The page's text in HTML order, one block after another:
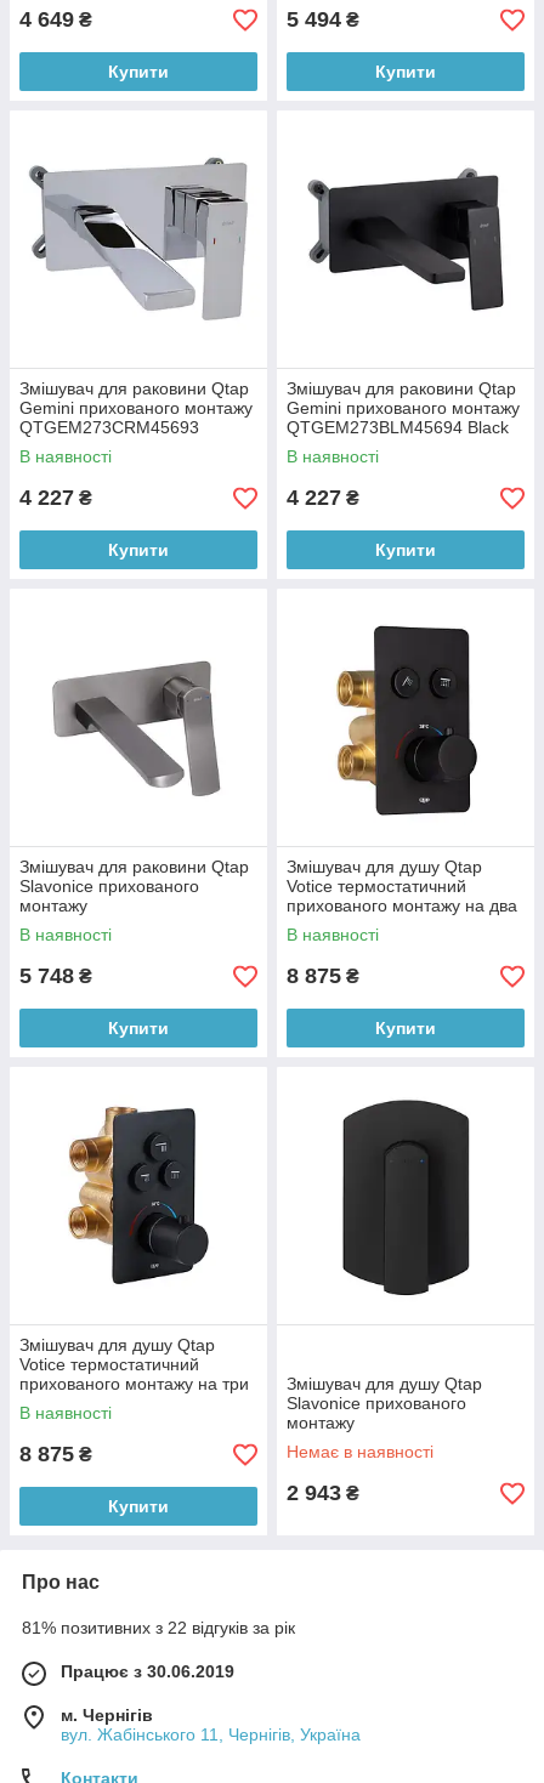
4 649 ₴
Купити
5 494 ₴
Купити
Змішувач для раковини Qtap
Gemini прихованого монтажу
QTGEM273CRM45693
Chrome
В наявності
4 227 ₴
Купити
Змішувач для раковини Qtap
Gemini прихованого монтажу
QTGEM273BLM45694 Black
Matt
В наявності
4 227 ₴
Купити
Змішувач для раковини Qtap
Slavonice прихованого
монтажу
QTSLA273GMB45920
Gunmetal Black PVD
В наявності
5 748 ₴
Купити
Змішувач для душу Qtap
Votice термостатичний
прихованого монтажу на два
споживача
QTVOT6442T105NKB Black
В наявності
8 875 ₴
Купити
Змішувач для душу Qtap
Votice термостатичний
прихованого монтажу на три
споживача
QTVOT6443T105NKB Black
В наявності
8 875 ₴
Купити
Змішувач для душу Qtap
Slavonice прихованого
монтажу
QTSLA267BLM45903 Black
Matt
Немає в наявності
2 943 ₴
Про нас
81% позитивних з 22 відгуків за рік
Працює з 30.06.2019
м. Чернігів
вул. Жабінського 11, Чернігів, Україна
Контакти